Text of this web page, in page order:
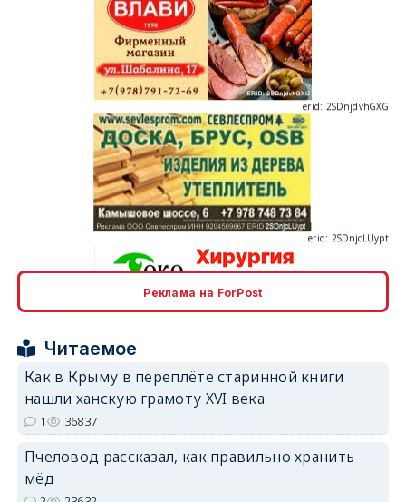
erid: 2SDnjdvhGXG
erid: 2SDnjdPjgYS
Реклама на ForPost
Читаемое
Как в Крыму в переплёте старинной книги
нашли ханскую грамоту XVI века
1 36837
Пчеловод рассказал, как правильно хранить
мёд